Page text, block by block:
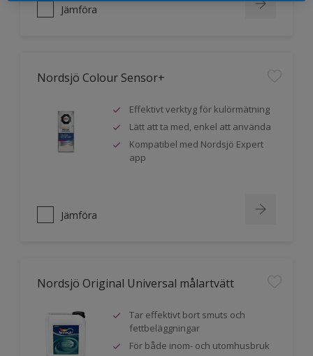
Jämföra
Nordsjö Colour Sensor+
Effektivt verktyg för kulörmätning
Lätt att ta med, enkel att använda
Kompatibel med Nordsjö Expert
app
Jämföra
Nordsjö Original Universal målartvätt
Tar effektivt bort smuts och
fettbeläggningar
För både inom- och utomhusbruk